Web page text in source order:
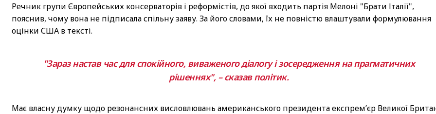
Речник групи Європейських консерваторів і реформістів, до якої входить партія Мелоні "Брати Італії",
пояснив, чому вона не підписала спільну заяву. За його словами, їх не повністю влаштували формулювання
оцінки США в тексті.
"Зараз настав час для спокійного, виваженого діалогу і зосередження на прагматичних
рішеннях", – сказав політик.
Має власну думку щодо резонансних висловлювань американського президента експрем’єр Великої